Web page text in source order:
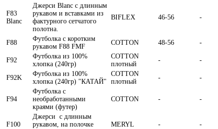
F83
Blanc
Джерси Blanc с длинным
рукавом и вставками из
фактурного сетчатого
полотна.
BIFLEX 46-56 -
F88
Футболка с коротким
рукавом F88 FMF
COTTON 48-56 -
F92
Футболка из 100%
хлопка (240гр)
COTTON
плотный
- -
F92K
Футболка из 100%
хлопка (240гр) "КАТАЙ"
COTTON
плотный
- -
F94
Футболка с
необработанными
краями (футер)
COTTON - -
F100
Джерси с длинным
рукавом, на полочке
MERYL - -